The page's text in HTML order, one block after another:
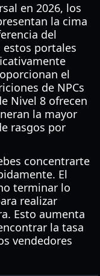
en 2026, los
la cima
del
portales
el
de NPCs
Nivel 8 ofrecen
la mayor
rasgos por
concentrarte
El
terminar lo
realizar
Esto aumenta
la tasa
vendedores